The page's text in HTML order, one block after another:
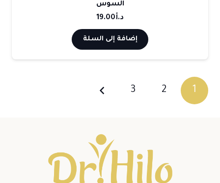
السوس
د.أ19.00
إضافة إلى السلة
1
2
3